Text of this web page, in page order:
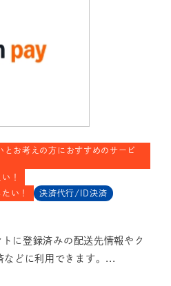
とお考えの方におすすめのサービ
！
い！
決済代行/ID決済
に登録済みの配送先情報やク
などに利用できます。...